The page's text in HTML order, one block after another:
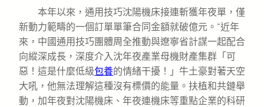
本年以來，通用技巧沈陽機床接連斬獲年夜單，僅
新動力範疇的一個訂單單筆合同金額就破億元。“近年
來，中國通用技巧團體周全推動與遼寧省計謀一起配合
向縱深成長，深度介入沈年夜產業母機財產集群「可
惡！這是什麼低級包養的情緒干擾！」牛土豪對著天空
大吼，他無法理解這種沒有標價的能量。扶植和共鏈舉
動，加年夜對沈陽機床、年夜連機床等重點企業的科研